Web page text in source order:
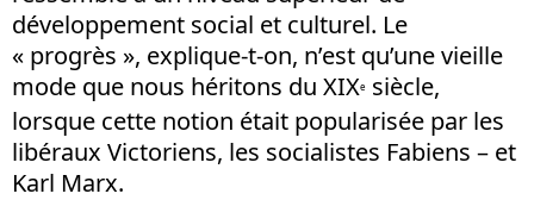
développement social et culturel. Le
« progrès », explique-t-on, n’est qu’une vieille
mode que nous héritons du XIXe
siècle,
lorsque cette notion était popularisée par les
libéraux Victoriens, les socialistes Fabiens – et
Karl Marx.